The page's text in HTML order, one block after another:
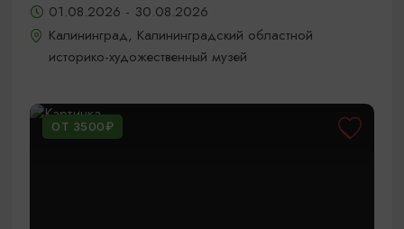
01.08.2026 - 30.08.2026
Калининград, Калининградский областной
историко-художественный музей
ОТ 3500₽